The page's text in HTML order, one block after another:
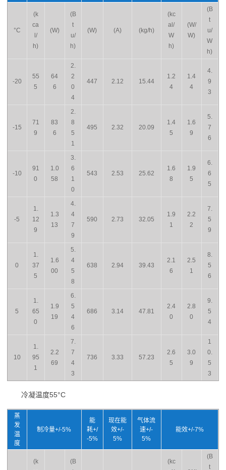
°C
(k
ca
l/
h)
(W)
(B
t
u/
h)
(W) (A) (kg/h)
(kc
al/
W
h)
(W/
W)
(B
t
u/
W
h)
-20
55
5
64
6
2.
2
0
4
447 2.12 15.44
1.2
4
1.4
4
4.
9
3
-15
71
9
83
6
2.
8
5
1
495 2.32 20.09
1.4
5
1.6
9
5.
7
6
-10
91
0
1.0
58
3.
6
1
0
543 2.53 25.62
1.6
8
1.9
5
6.
6
5
-5
1.
12
9
1.3
13
4.
4
7
9
590 2.73 32.05
1.9
1
2.2
2
7.
5
9
0
1.
37
5
1.6
00
5.
4
5
8
638 2.94 39.43
2.1
6
2.5
1
8.
5
6
5
1.
65
0
1.9
19
6.
5
4
6
686 3.14 47.81
2.4
0
2.8
0
9.
5
4
10
1.
95
1
2.2
69
7.
7
4
3
736 3.33 57.23
2.6
5
3.0
9
1
0.
5
3
冷凝温度55°C
蒸
发
温
度
制冷量+/-5%
能
耗+/
-5%
现在能
效+/-
5%
气体流
速+/-
5%
能效+/-7%
(k
(B
(kc
(B
t